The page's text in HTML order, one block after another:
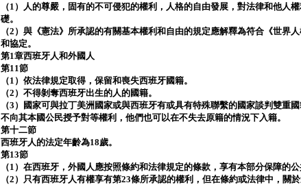
（1）人的尊嚴，固有的不可侵犯的權利，人格的自由發展，對法律和他人
礎。
（2）與《憲法》所承認的有關基本權利和自由的規定應解釋為符合《世界
和協定。
第1章西班牙人和外國人
第11節
（1）依法律規定取得，保留和喪失西班牙國籍。
（2）不得剝奪西班牙出生的人的國籍。
（3）國家可與拉丁美洲國家或與西班牙有或具有特殊聯繫的國家談判雙重
不向其本國公民授予對等權利，他們也可以在不失去原籍的情況下入籍。
第十二節
西班牙人的法定年齡為18歲。
第13節
（1）在西班牙，外國人應按照條約和法律規定的條款，享有本部分保障的公
（2）只有西班牙人有權享有第23條所承認的權利，但在條約或法律中，關